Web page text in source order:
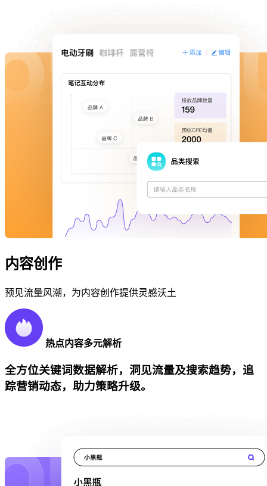
内容创作
预见流量风潮，为内容创作提供灵感沃土
热点内容多元解析
全方位关键词数据解析，洞见流量及搜索趋势，追
踪营销动态，助力策略升级。